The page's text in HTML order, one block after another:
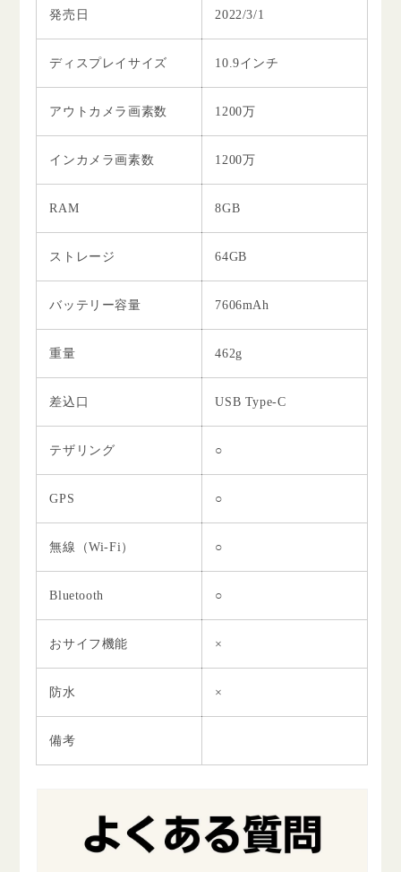
発売日 2022/3/1
ディスプレイサイズ 10.9インチ
アウトカメラ画素数 1200万
インカメラ画素数 1200万
RAM 8GB
ストレージ 64GB
バッテリー容量 7606mAh
重量 462g
差込口 USB Type-C
テザリング ○
GPS ○
無線（Wi-Fi） ○
Bluetooth ○
おサイフ機能 ×
防水 ×
備考